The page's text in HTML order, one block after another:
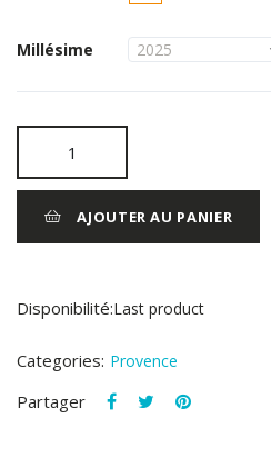
Millésime
AJOUTER AU PANIER
Disponibilité:Last product
Categories: Provence
Partager